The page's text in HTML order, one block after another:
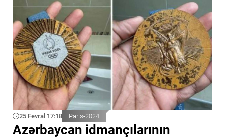
25 Fevral 17:18 Paris-2024
Azərbaycan idmançılarının